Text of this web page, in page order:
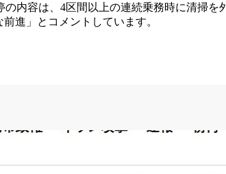
内容は、4区間以上の連続乗務時に清掃を
進」とコメントしています。